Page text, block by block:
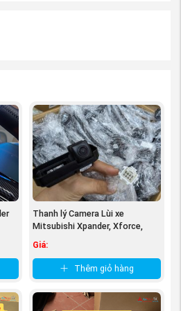
- Bệ tỳ tay xe Mitsubishi
Cross, nguồn Phụ tùng
Phụ tùng Mitsubishi
giá rẻ
Thanh lý Camera Lùi xe
Mitsubishi Xpander, Xforce,
Giá:
Thêm giỏ hàng